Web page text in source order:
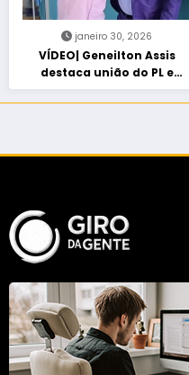
janeiro 30, 2026
VÍDEO| Geneilton Assis
destaca união do PL e
consolidação de apoio a
Maycon Tombini em Jataí